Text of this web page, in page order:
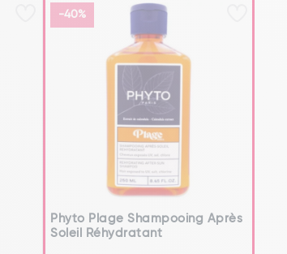
-40%
Phyto Plage Shampooing Après
Soleil Réhydratant